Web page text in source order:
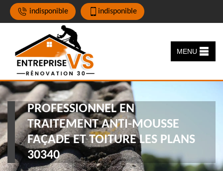
indisponible indisponible
MENU
PROFESSIONNEL EN
TRAITEMENT ANTI-MOUSSE
FAÇADE ET TOITURE LES PLANS
30340